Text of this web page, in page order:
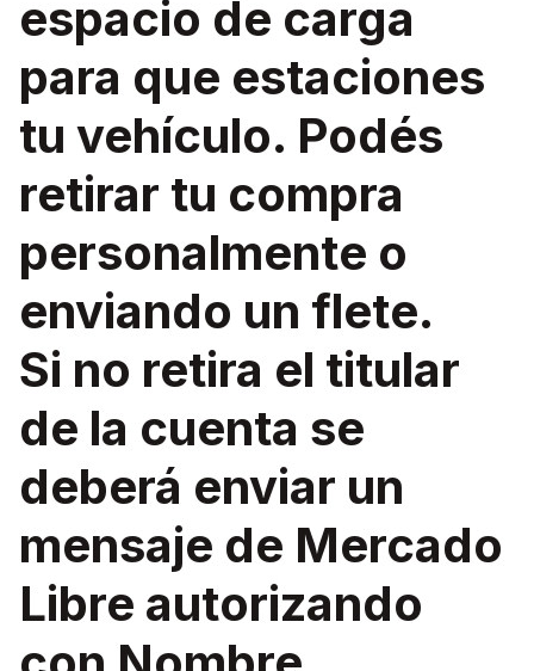
espacio de carga
para que estaciones
tu vehículo. Podés
retirar tu compra
personalmente o
enviando un flete.
Si no retira el titular
de la cuenta se
deberá enviar un
mensaje de Mercado
Libre autorizando